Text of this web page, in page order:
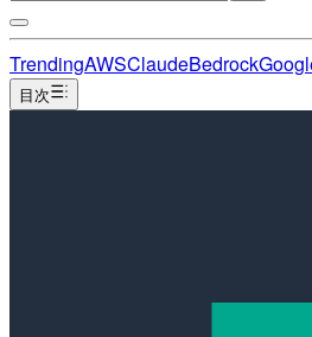
TrendingAWSClaudeBedrock
目次